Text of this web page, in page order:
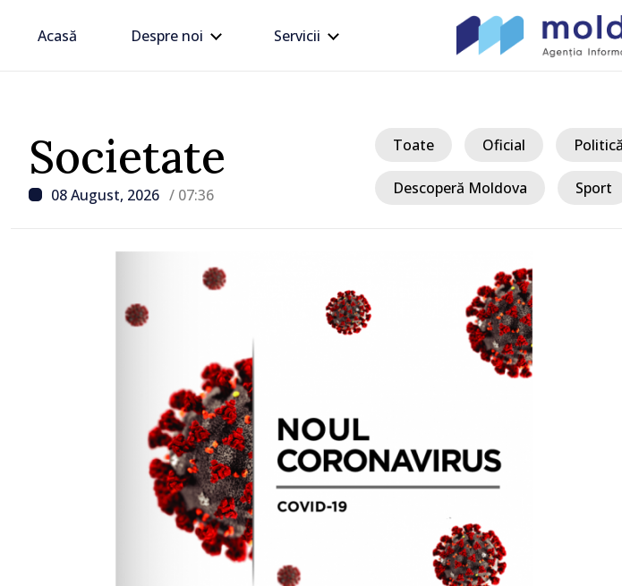
Acasă Despre noi Servicii
Societate
08 August, 2026 / 07:36
Toate Oficial Politică
Descoperă Moldova Sport
/ Acum 10 ore
Zelenski a ajuns în Serbia, în prima
sa vizită în acest stat aliat
tradițional al Rusiei după 2022